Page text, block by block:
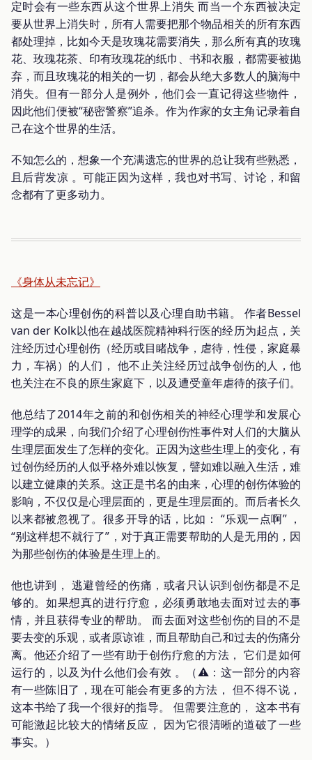
定时会有一些东西从这个世界上消失 而当一个东西被决定
要从世界上消失时，所有人需要把那个物品相关的所有东西
都处理掉，比如今天是玫瑰花需要消失，那么所有真的玫瑰
花、玫瑰花茶、印有玫瑰花的纸巾、书和衣服，都需要被抛
弃，而且玫瑰花的相关的一切，都会从绝大多数人的脑海中
消失。但有一部分人是例外，他们会一直记得这些物件，
因此他们便被“秘密警察”追杀。作为作家的女主角记录着自
己在这个世界的生活。
不知怎么的，想象一个充满遗忘的世界的总让我有些熟悉，
且后背发凉 。可能正因为这样，我也对书写、讨论，和留
念都有了更多动力。
《身体从未忘记》
这是一本心理创伤的科普以及心理自助书籍。 作者Bessel
van der Kolk以他在越战医院精神科行医的经历为起点，关
注经历过心理创伤（经历或目睹战争，虐待，性侵，家庭暴
力，车祸）的人们， 他不止关注经历过战争创伤的人，他
也关注在不良的原生家庭下，以及遭受童年虐待的孩子们。
他总结了2014年之前的和创伤相关的神经心理学和发展心
理学的成果，向我们介绍了心理创伤性事件对人们的大脑从
生理层面发生了怎样的变化。正因为这些生理上的变化，有
过创伤经历的人似乎格外难以恢复，譬如难以融入生活，难
以建立健康的关系。这正是书名的由来，心理的创伤体验的
影响，不仅仅是心理层面的，更是生理层面的。而后者长久
以来都被忽视了。很多开导的话，比如： “乐观一点啊” ，
“别这样想不就行了”，对于真正需要帮助的人是无用的，因
为那些创伤的体验是生理上的。
他也讲到， 逃避曾经的伤痛，或者只认识到创伤都是不足
够的。如果想真的进行疗愈，必须勇敢地去面对过去的事
情，并且获得专业的帮助。 而去面对这些创伤的目的不是
要去变的乐观，或者原谅谁，而且帮助自己和过去的伤痛分
离。他还介绍了一些有助于创伤疗愈的方法， 它们是如何
运行的，以及为什么他们会有效 。（⚠️：这一部分的内容
有一些陈旧了，现在可能会有更多的方法， 但不得不说，
这本书给了我一个很好的指导。 但需要注意的， 这本书有
可能激起比较大的情绪反应， 因为它很清晰的道破了一些
事实。）